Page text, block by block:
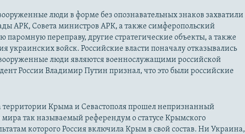
люди в форме без опознавательных знаков захватили
АРК, Совета министров АРК, а также симферопольский
паромную переправу, другие стратегические объекты, а также
украинских войск. Российские власти поначалу отказывались
вооруженные люди являются военнослужащими российской
России Владимир Путин признал, что это были российские
территории Крыма и Севастополя прошел непризнанный
так называемый референдум о статусе Крымского
которого Россия включила Крым в свой состав. Ни Украина,